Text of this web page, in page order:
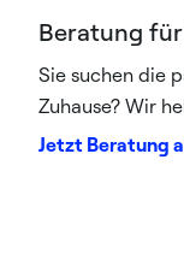
Beratung
Sie suchen die
Zuhause? Wir
Jetzt Beratung